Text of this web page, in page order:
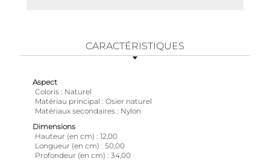
CARACTÉRISTIQUES
Aspect
Coloris
Naturel
Matériau principal
Osier naturel
Matériaux secondaires
Nylon
Dimensions
Hauteur (en cm)
12,00
Longueur (en cm)
50,00
Profondeur (en cm)
34,00